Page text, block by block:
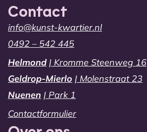
Contact
info@kunst-kwartier.nl
0492 – 542 445
Helmond | Kromme Steenweg 16
Geldrop-Mierlo | Molenstraat 23
Nuenen | Park 1
Contactformulier